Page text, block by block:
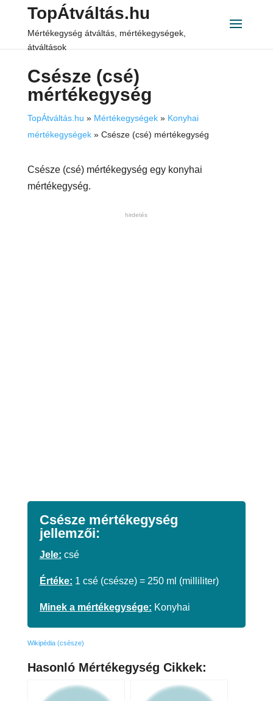
TopÁtváltás.hu
Mértékegység átváltás, mértékegységek,
átváltások
Csésze (csé)
mértékegység
TopÁtváltás.hu » Mértékegységek» Konyhai
mértékegységek» Csésze (csé) mértékegység
Csésze (csé) mértékegység egy konyhai
mértékegység.
hirdetés
Csésze mértékegység
jellemzői:
Jele: csé
Értéke: 1 csé (csésze) = 250 ml (milliliter)
Minek a mértékegysége: Konyhai
Wikipédia (csésze)
Hasonló Mértékegység Cikkek: